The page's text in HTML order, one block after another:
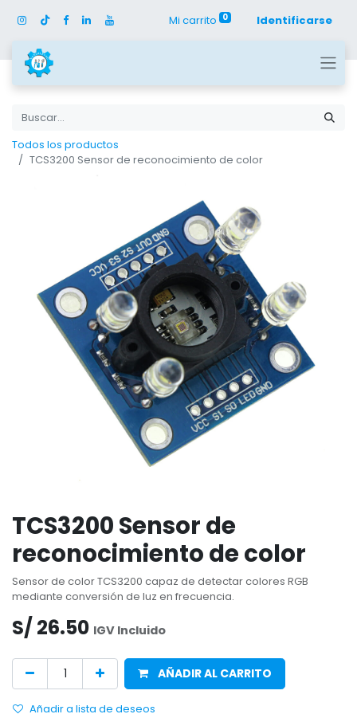
Mi carrito 0 Identificarse
Todos los productos
TCS3200 Sensor de reconocimiento de color
TCS3200 Sensor de
reconocimiento de color
Sensor de color TCS3200 capaz de detectar colores RGB
mediante conversión de luz en frecuencia.
S/ 26.50 IGV Incluido
AÑADIR AL CARRITO
Añadir a lista de deseos